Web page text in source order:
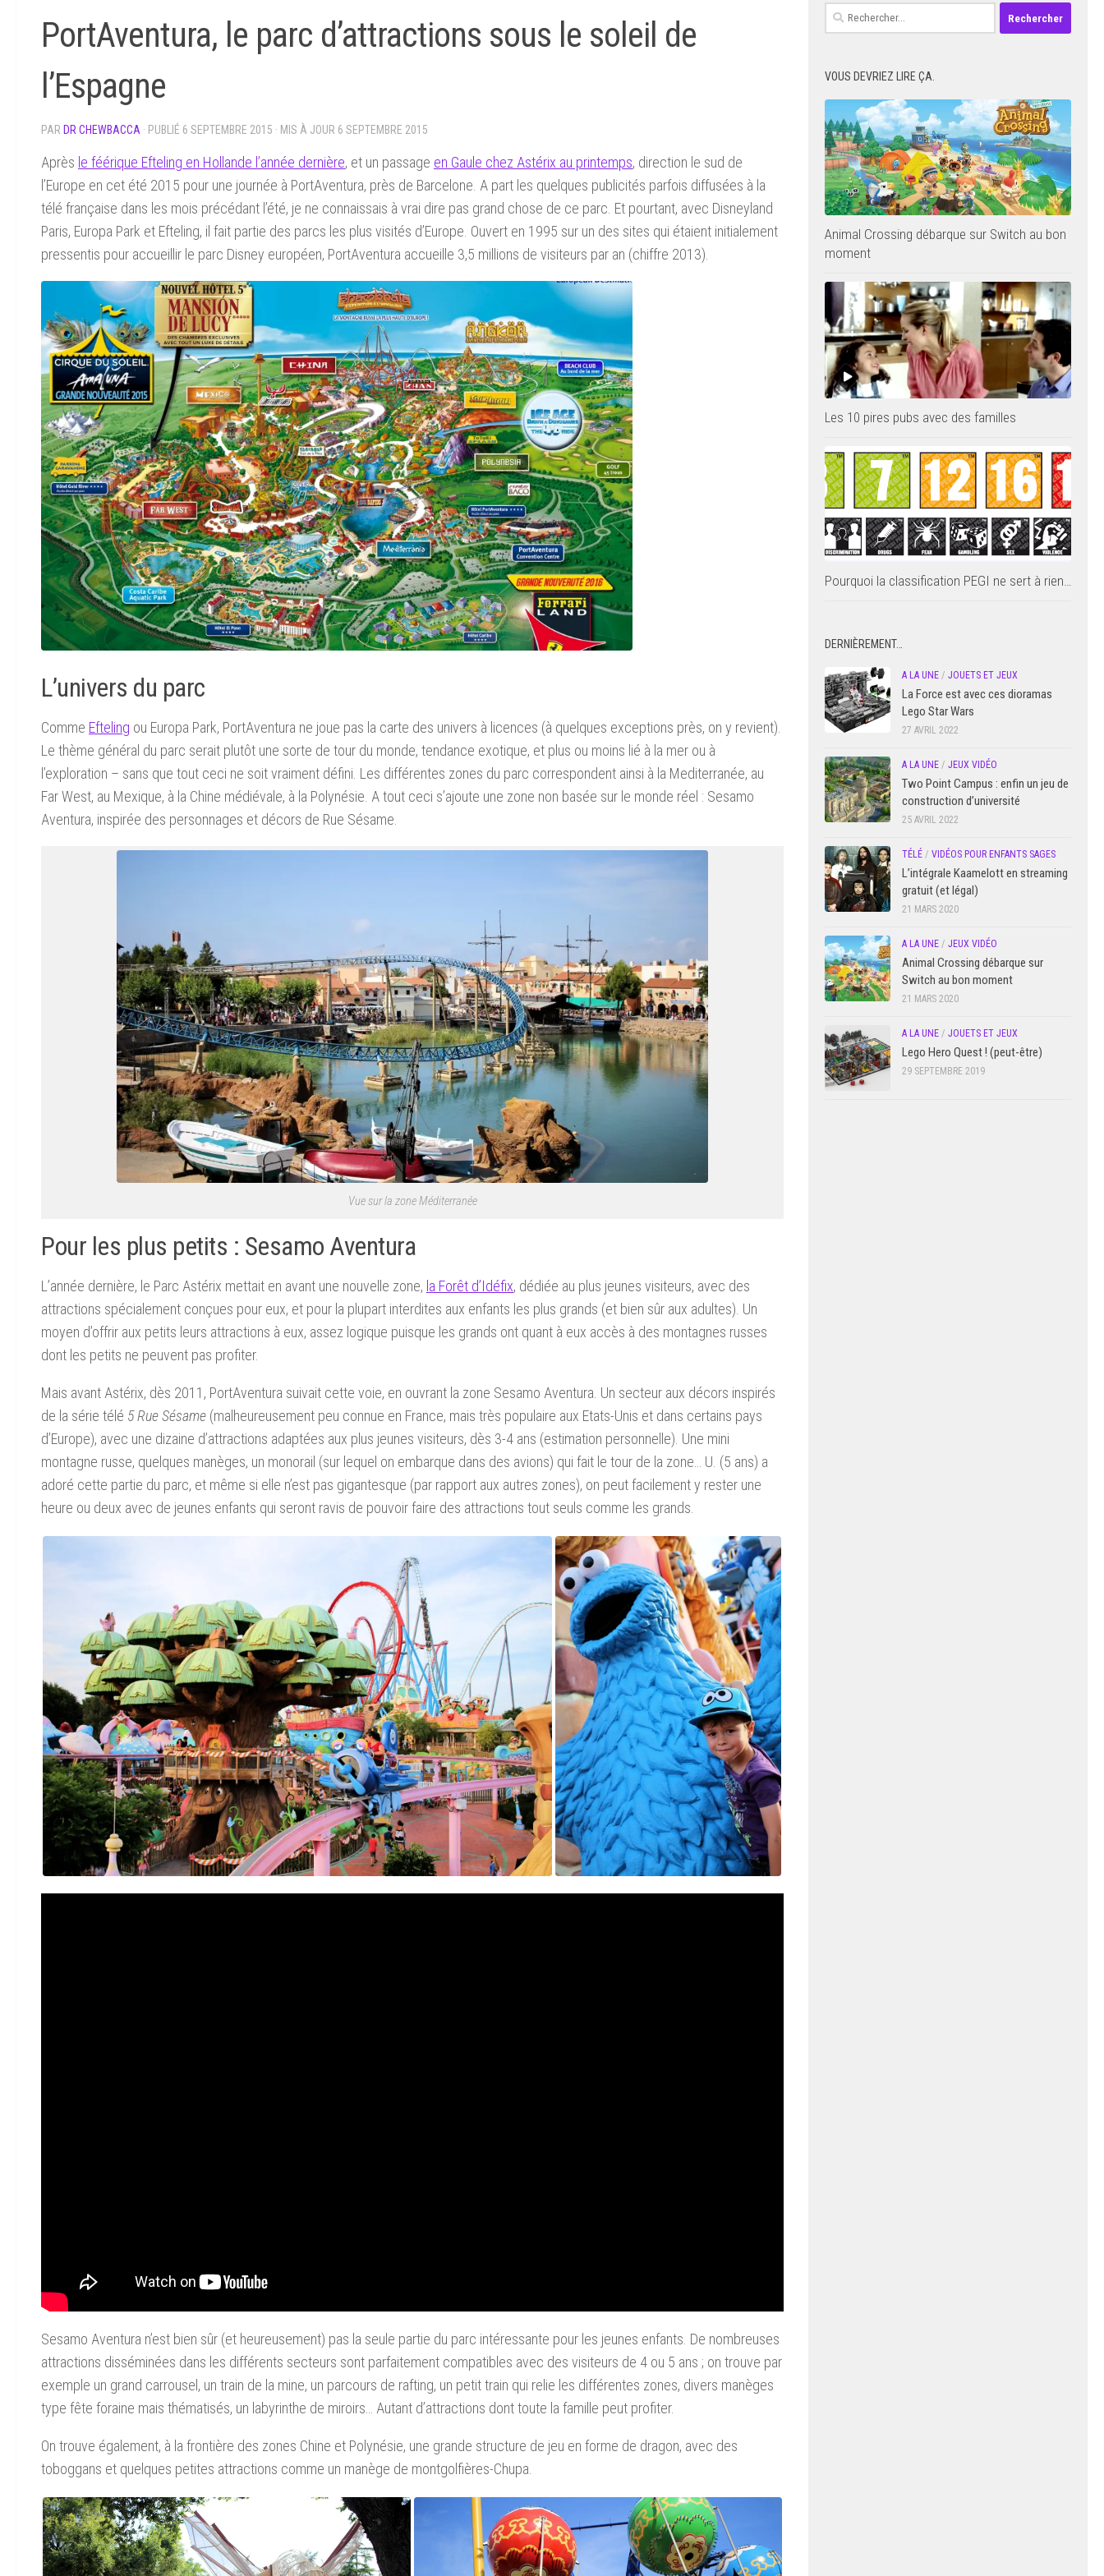
PortAventura, le parc d’attractions sous le soleil de
l’Espagne
PAR DR CHEWBACCA · PUBLIÉ 6 SEPTEMBRE 2015 · MIS À JOUR 6 SEPTEMBRE 2015
Après le féérique Efteling en Hollande l’année dernière, et un passage en Gaule chez Astérix au printemps, direction le sud de
l’Europe en cet été 2015 pour une journée à PortAventura, près de Barcelone. A part les quelques publicités parfois diffusées à la
télé française dans les mois précédant l’été, je ne connaissais à vrai dire pas grand chose de ce parc. Et pourtant, avec Disneyland
Paris, Europa Park et Efteling, il fait partie des parcs les plus visités d’Europe. Ouvert en 1995 sur un des sites qui étaient initialement
pressentis pour accueillir le parc Disney européen, PortAventura accueille 3,5 millions de visiteurs par an (chiffre 2013).
L’univers du parc
Comme Efteling ou Europa Park, PortAventura ne joue pas la carte des univers à licences (à quelques exceptions près, on y revient).
Le thème général du parc serait plutôt une sorte de tour du monde, tendance exotique, et plus ou moins lié à la mer ou à
l’exploration – sans que tout ceci ne soit vraiment défini. Les différentes zones du parc correspondent ainsi à la Mediterranée, au
Far West, au Mexique, à la Chine médiévale, à la Polynésie. A tout ceci s’ajoute une zone non basée sur le monde réel : Sesamo
Aventura, inspirée des personnages et décors de Rue Sésame.
Vue sur la zone Méditerranée
Pour les plus petits : Sesamo Aventura
L’année dernière, le Parc Astérix mettait en avant une nouvelle zone, la Forêt d’Idéfix, dédiée au plus jeunes visiteurs, avec des
attractions spécialement conçues pour eux, et pour la plupart interdites aux enfants les plus grands (et bien sûr aux adultes). Un
moyen d’offrir aux petits leurs attractions à eux, assez logique puisque les grands ont quant à eux accès à des montagnes russes
dont les petits ne peuvent pas profiter.
Mais avant Astérix, dès 2011, PortAventura suivait cette voie, en ouvrant la zone Sesamo Aventura. Un secteur aux décors inspirés
de la série télé 5 Rue Sésame (malheureusement peu connue en France, mais très populaire aux Etats-Unis et dans certains pays
d’Europe), avec une dizaine d’attractions adaptées aux plus jeunes visiteurs, dès 3-4 ans (estimation personnelle). Une mini
montagne russe, quelques manèges, un monorail (sur lequel on embarque dans des avions) qui fait le tour de la zone… U. (5 ans) a
adoré cette partie du parc, et même si elle n’est pas gigantesque (par rapport aux autres zones), on peut facilement y rester une
heure ou deux avec de jeunes enfants qui seront ravis de pouvoir faire des attractions tout seuls comme les grands.
Sesamo Aventura n’est bien sûr (et heureusement) pas la seule partie du parc intéressante pour les jeunes enfants. De nombreuses
attractions disséminées dans les différents secteurs sont parfaitement compatibles avec des visiteurs de 4 ou 5 ans ; on trouve par
exemple un grand carrousel, un train de la mine, un parcours de rafting, un petit train qui relie les différentes zones, divers manèges
type fête foraine mais thématisés, un labyrinthe de miroirs… Autant d’attractions dont toute la famille peut profiter.
On trouve également, à la frontière des zones Chine et Polynésie, une grande structure de jeu en forme de dragon, avec des
toboggans et quelques petites attractions comme un manège de montgolfières-Chupa.
Rechercher :
VOUS DEVRIEZ LIRE ÇA.
Animal Crossing débarque sur Switch au bon
moment
Les 10 pires pubs avec des familles
Pourquoi la classification PEGI ne sert à rien…
DERNIÈREMENT…
A LA UNE / JOUETS ET JEUX
La Force est avec ces dioramas
Lego Star Wars
27 AVRIL 2022
A LA UNE / JEUX VIDÉO
Two Point Campus : enfin un jeu de
construction d’université
25 AVRIL 2022
TÉLÉ / VIDÉOS POUR ENFANTS SAGES
L’intégrale Kaamelott en streaming
gratuit (et légal)
21 MARS 2020
A LA UNE / JEUX VIDÉO
Animal Crossing débarque sur
Switch au bon moment
21 MARS 2020
A LA UNE / JOUETS ET JEUX
Lego Hero Quest ! (peut-être)
29 SEPTEMBRE 2019